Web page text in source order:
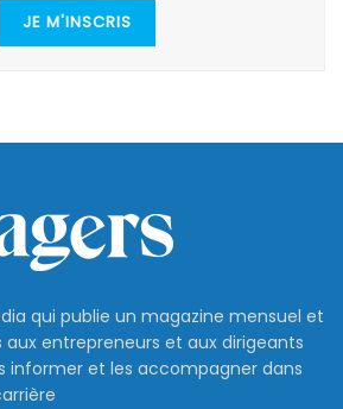
JE M'INSCRIS
qui publie un magazine mensuel et
aux entrepreneurs et aux dirigeants
informer et les accompagner dans